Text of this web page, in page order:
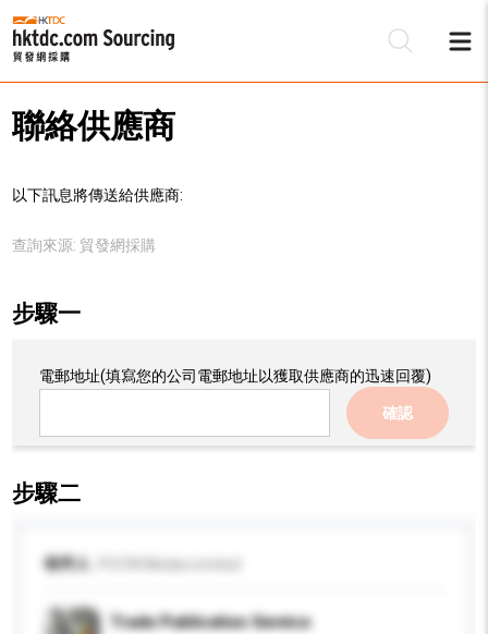
聯絡供應商
以下訊息將傳送給供應商:
查詢來源: 貿發網採購
步驟一
電郵地址(填寫您的公司電郵地址以獲取供應商的迅速回覆)
確認
步驟二
收件人
Trade Publication Service